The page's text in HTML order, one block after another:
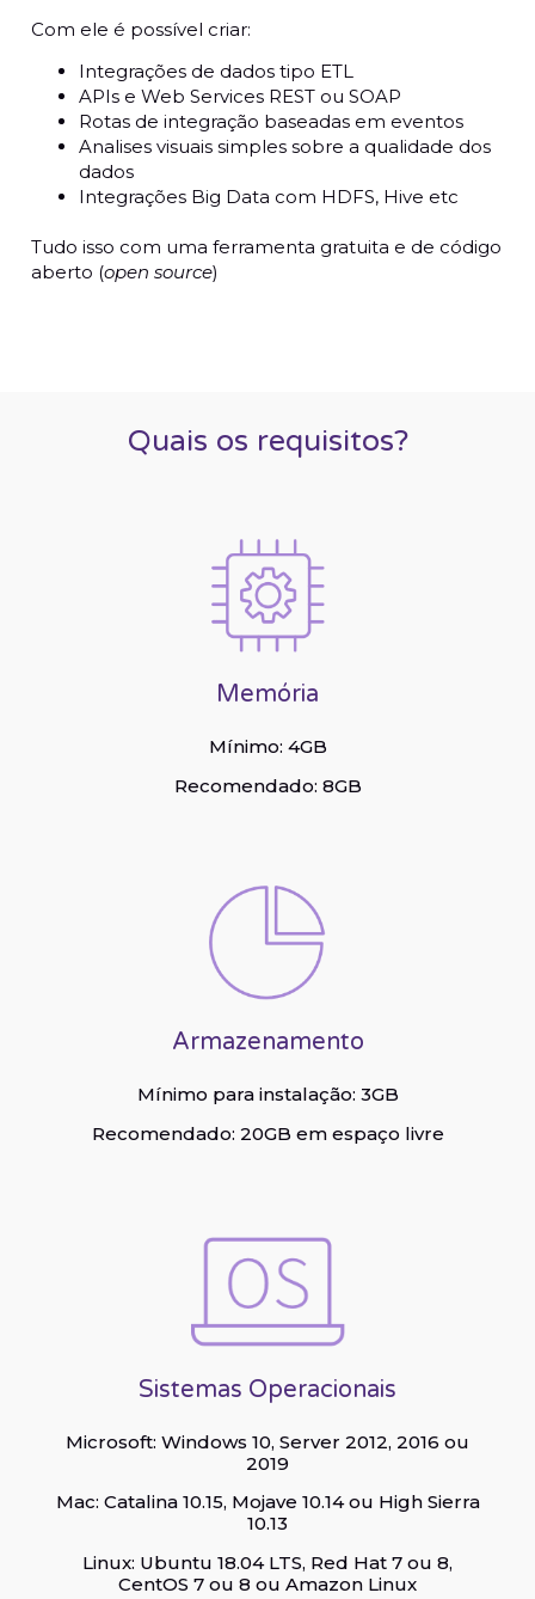
Com ele é possível criar:
Integrações de dados tipo ETL
APIs e Web Services REST ou SOAP
Rotas de integração baseadas em eventos
Analises visuais simples sobre a qualidade dos
dados
Integrações Big Data com HDFS, Hive etc
Tudo isso com uma ferramenta gratuita e de código
aberto (open source)
Quais os requisitos?
Memória
Mínimo: 4GB
Recomendado: 8GB
Armazenamento
Mínimo para instalação: 3GB
Recomendado: 20GB em espaço livre
Sistemas Operacionais
Microsoft: Windows 10, Server 2012, 2016 ou
2019
Mac: Catalina 10.15, Mojave 10.14 ou High Sierra
10.13
Linux: Ubuntu 18.04 LTS, Red Hat 7 ou 8,
CentOS 7 ou 8 ou Amazon Linux